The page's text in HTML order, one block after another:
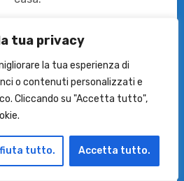
tua privacy
la tua esperienza di
o contenuti personalizzati e
Cliccando su "Accetta tutto",
tutto. Accetta tutto.
AI o Smart
da 10 Kg in su
di Classe A